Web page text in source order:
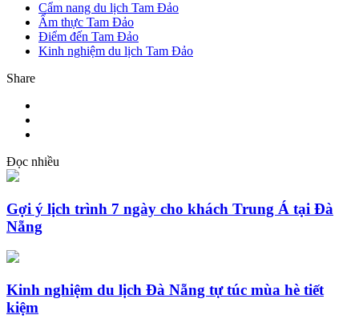
Cẩm nang du lịch Tam Đảo
Ẩm thực Tam Đảo
Điểm đến Tam Đảo
Kinh nghiệm du lịch Tam Đảo
Share
Đọc nhiều
Gợi ý lịch trình 7 ngày cho khách Trung Á tại Đà
Nẵng
Kinh nghiệm du lịch Đà Nẵng tự túc mùa hè tiết
kiệm